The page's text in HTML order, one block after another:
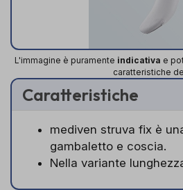
L'immagine è puramente indicativa e
caratteristiche
Caratteristiche
mediven struva fix è
gambaletto e coscia.
Nella variante